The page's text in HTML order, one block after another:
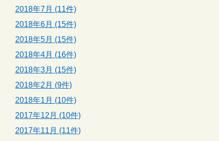
2018年7月 (11件)
2018年6月 (15件)
2018年5月 (15件)
2018年4月 (16件)
2018年3月 (15件)
2018年2月 (9件)
2018年1月 (10件)
2017年12月 (10件)
2017年11月 (11件)